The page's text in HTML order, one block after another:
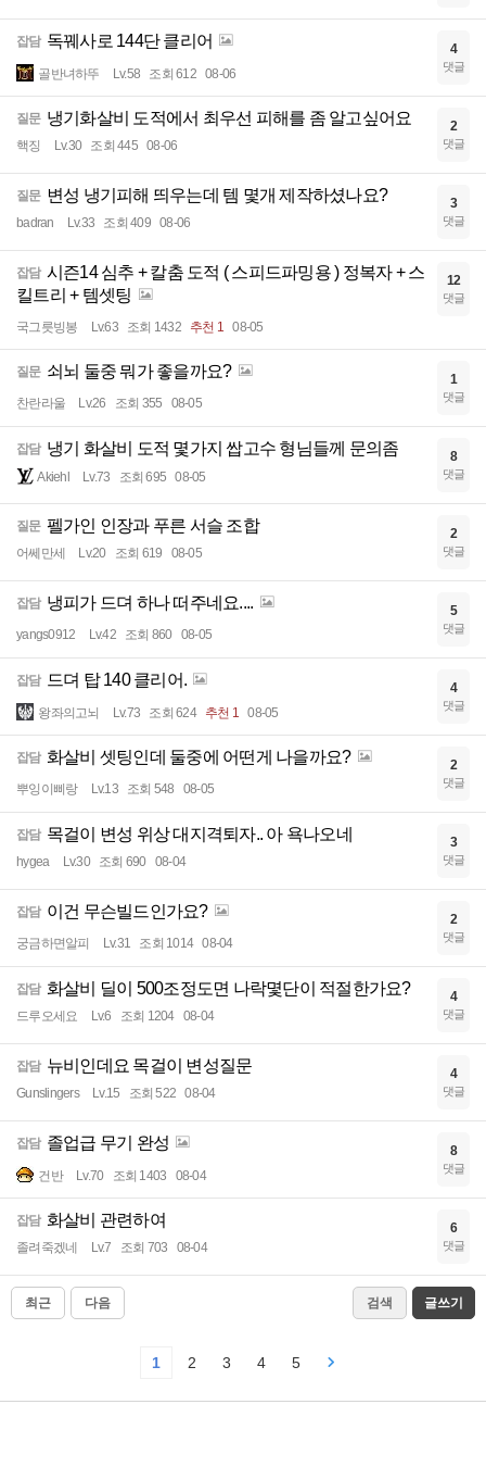
잡담 독꿰사로 144단 클리어
골반녀하뚜 Lv.58 조회 612 08-06
4
댓글
질문 냉기화살비 도적에서 최우선 피해를 좀 알고싶어요
핵징 Lv.30 조회 445 08-06
2
댓글
질문 변성 냉기피해 띄우는데 템 몇개 제작하셨나요?
badran Lv.33 조회 409 08-06
3
댓글
잡담 시즌14 심추 + 칼춤 도적 ( 스피드파밍용 ) 정복자 + 스
킬트리 + 템셋팅
국그릇빙봉 Lv.63 조회 1432 추천 1 08-05
12
댓글
질문 쇠뇌 둘중 뭐가 좋을까요?
찬란라울 Lv.26 조회 355 08-05
1
댓글
잡담 냉기 화살비 도적 몇가지 쌉고수 형님들께 문의좀
Akiehl Lv.73 조회 695 08-05
8
댓글
질문 펠가인 인장과 푸른 서슬 조합
어쎄만세 Lv.20 조회 619 08-05
2
댓글
잡담 냉피가 드뎌 하나 떠주네요....
yangs0912 Lv.42 조회 860 08-05
5
댓글
잡담 드뎌 탑 140 클리어.
왕좌의고뇌 Lv.73 조회 624 추천 1 08-05
4
댓글
잡담 화살비 셋팅인데 둘중에 어떤게 나을까요?
뿌잉이삐랑 Lv.13 조회 548 08-05
2
댓글
잡담 목걸이 변성 위상 대지격퇴자.. 아 욕나오네
hygea Lv.30 조회 690 08-04
3
댓글
잡담 이건 무슨빌드인가요?
궁금하면알피 Lv.31 조회 1014 08-04
2
댓글
잡담 화살비 딜이 500조정도면 나락몇단이 적절한가요?
드루오세요 Lv.6 조회 1204 08-04
4
댓글
잡담 뉴비인데요 목걸이 변성질문
Gunslingers Lv.15 조회 522 08-04
4
댓글
잡담 졸업급 무기 완성
건반 Lv.70 조회 1403 08-04
8
댓글
잡담 화살비 관련하여
졸려죽겠네 Lv.7 조회 703 08-04
6
댓글
최근 다음 검색 글쓰기
1 2 3 4 5